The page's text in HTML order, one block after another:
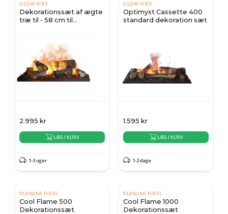
GLOW FIRE
Dekorationssæt af ægte
træ til - 58 cm til
2.995 kr
LÆG I KURV
1-3 uger
GLOW FIRE
Optimyst Cassette 400
standard dekoration sæt
1.595 kr
LÆG I KURV
1-2 dage
PLANIKA FIRES
Cool Flame 500
Dekorationssæt
PLANIKA FIRES
Cool Flame 1000
Dekorationssæt